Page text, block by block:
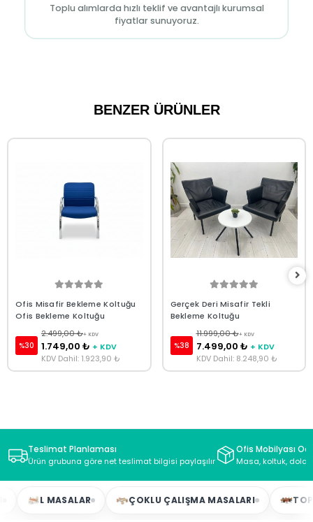
Toplu alımlarda hızlı teklif ve avantajlı kurumsal
fiyatlar sunuyoruz.
BENZER ÜRÜNLER
Ofis Misafir Bekleme Koltuğu
Ofis Bekleme Koltuğu
%30
2.499,00 ₺+ KDV
1.749,00 ₺ + KDV
KDV Dahil: 1.923,90 ₺
Gerçek Deri Misafir Tekli
Bekleme Koltuğu
%38
11.999,00 ₺+ KDV
7.499,00 ₺ + KDV
KDV Dahil: 8.248,90 ₺
Teslimat Planlaması
Ürün grubuna göre net teslimat bilgisi paylaşılır
Ofis Mobilyası
Masa, koltuk,
L MASALAR ÇOKLU ÇALIŞMA MASALARI